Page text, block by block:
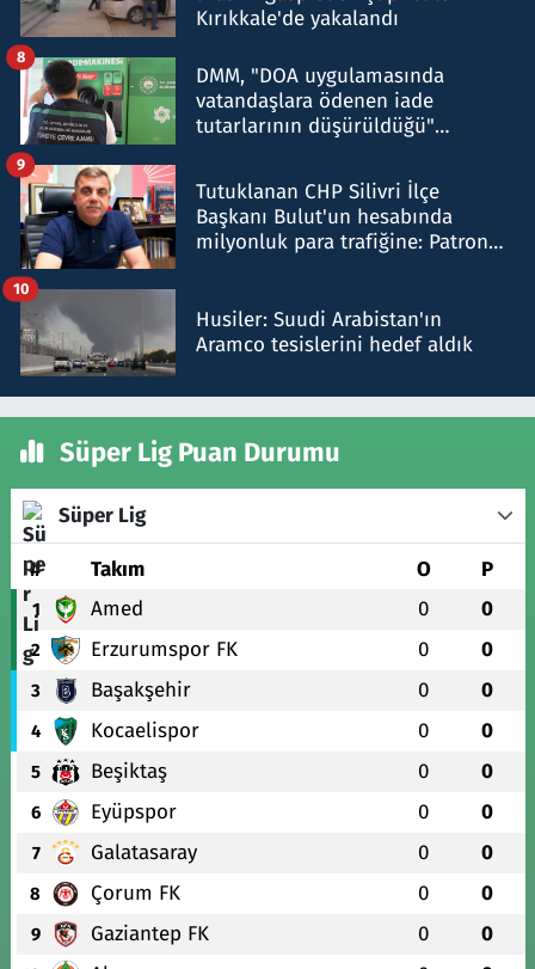
Kırıkkale'de yakalandı
DMM, "DOA uygulamasında
vatandaşlara ödenen iade
tutarlarının düşürüldüğü"
8
Tutuklanan CHP Silivri İlçe
Başkanı Bulut'un hesabında
milyonluk para trafiğine: Patron
9
Husiler: Suudi Arabistan'ın
Aramco tesislerini hedef aldık
10
Süper Lig Puan Durumu
Süper Lig
# Takım O P
1 Amed 0 0
2 Erzurumspor FK 0 0
3 Başakşehir 0 0
4 Kocaelispor 0 0
5 Beşiktaş 0 0
6 Eyüpspor 0 0
7 Galatasaray 0 0
8 Çorum FK 0 0
9 Gaziantep FK 0 0